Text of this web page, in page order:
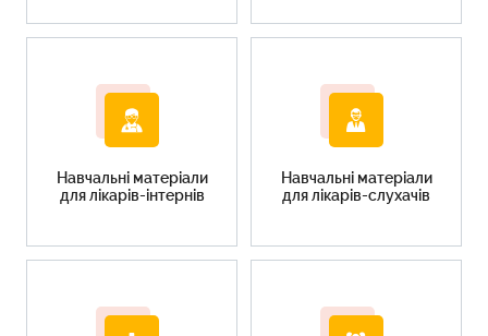
Навчальні матеріали
для лікарів-інтернів
Навчальні матеріали
для лікарів-слухачів